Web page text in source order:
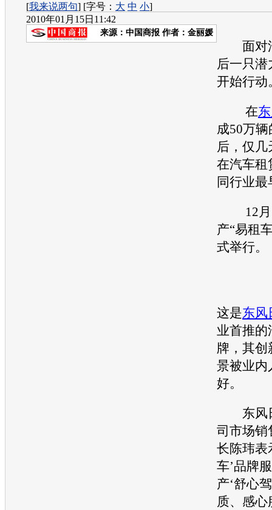
[我来说两句] [字号： 大 中 小]
2010年01月15日11:42
来源： 中国商报 作者：金丽媛
面对
后一只
开始行动
在
成50万
后，仅
在汽车租
同行业
12月
产“易租
式举行。
这是东风
业首推的
牌，其创
景被业内
好。
东风
司市场销
长陈玮表
车’品牌
产‘舒心
质、感心